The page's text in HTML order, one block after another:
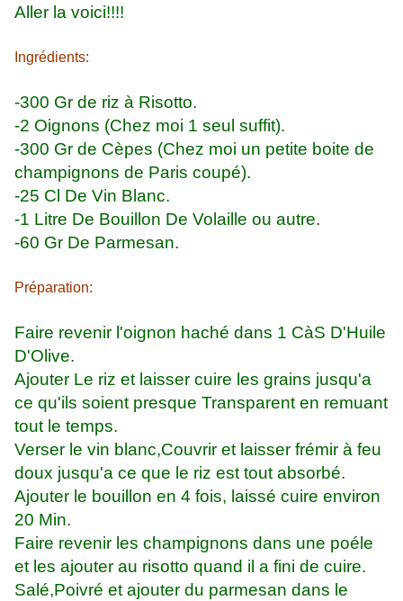
Aller la voici!!!!
Ingrédients:
-300 Gr de riz à Risotto.
-2 Oignons (Chez moi 1 seul suffit).
-300 Gr de Cèpes (Chez moi un petite boite de
champignons de Paris coupé).
-25 Cl De Vin Blanc.
-1 Litre De Bouillon De Volaille ou autre.
-60 Gr De Parmesan.
Préparation:
Faire revenir l'oignon haché dans 1 CàS D'Huile
D'Olive.
Ajouter Le riz et laisser cuire les grains jusqu'a
ce qu'ils soient presque Transparent en remuant
tout le temps.
Verser le vin blanc,Couvrir et laisser frémir à feu
doux jusqu'a ce que le riz est tout absorbé.
Ajouter le bouillon en 4 fois, laissé cuire environ
20 Min.
Faire revenir les champignons dans une poéle
et les ajouter au risotto quand il a fini de cuire.
Salé,Poivré et ajouter du parmesan dans le